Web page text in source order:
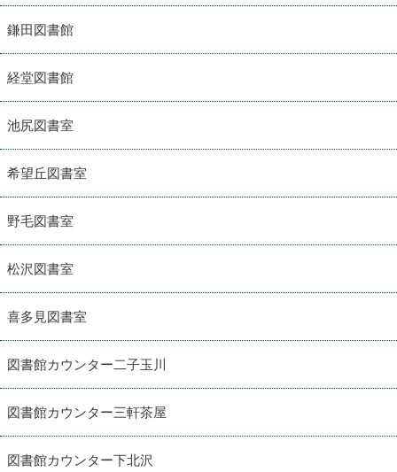
鎌田図書館
経堂図書館
池尻図書室
希望丘図書室
野毛図書室
松沢図書室
喜多見図書室
図書館カウンター二子玉川
図書館カウンター三軒茶屋
図書館カウンター下北沢